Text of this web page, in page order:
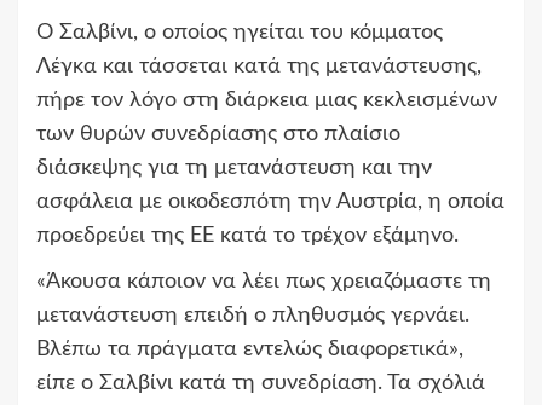
Ο Σαλβίνι, ο οποίος ηγείται του κόμματος
Λέγκα και τάσσεται κατά της μετανάστευσης,
πήρε τον λόγο στη διάρκεια μιας κεκλεισμένων
των θυρών συνεδρίασης στο πλαίσιο
διάσκεψης για τη μετανάστευση και την
ασφάλεια με οικοδεσπότη την Αυστρία, η οποία
προεδρεύει της ΕΕ κατά το τρέχον εξάμηνο.
«Άκουσα κάποιον να λέει πως χρειαζόμαστε τη
μετανάστευση επειδή ο πληθυσμός γερνάει.
Βλέπω τα πράγματα εντελώς διαφορετικά»,
είπε ο Σαλβίνι κατά τη συνεδρίαση. Τα σχόλιά